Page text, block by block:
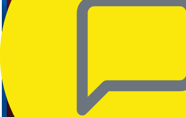
Una vez que tu abono esté activo podrás
Empieza a disfrutar